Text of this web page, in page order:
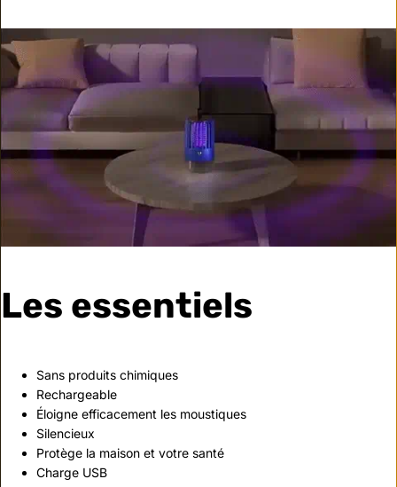
Les essentiels
Sans produits chimiques
Rechargeable
Éloigne efficacement les moustiques
Silencieux
Protège la maison et votre santé
Charge USB